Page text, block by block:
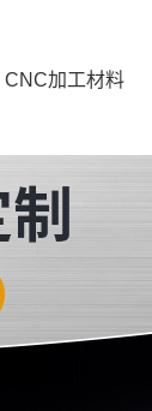
CNC加工材料